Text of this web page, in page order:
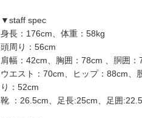
▼staff spec
身長：176cm、体重：58kg
頭周り：56cm
肩幅：42cm、胸囲：78cm 、胴囲：
ウエスト：70cm、ヒップ：88cm、
り：52cm